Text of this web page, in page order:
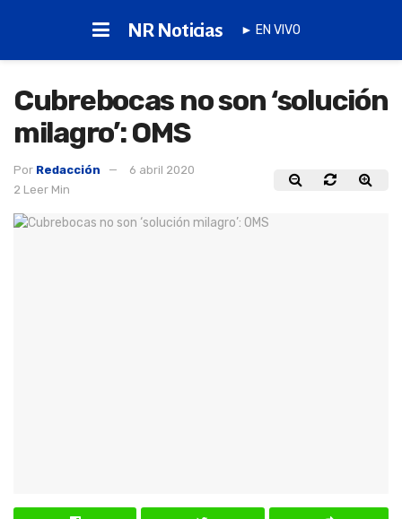
NR Noticias ► EN VIVO
Cubrebocas no son ‘solución
milagro’: OMS
Por Redacción
6 abril 2020
2 Leer Min